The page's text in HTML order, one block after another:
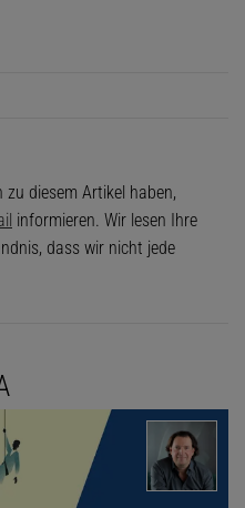
zu diesem Artikel haben,
informieren. Wir lesen Ihre
dass wir nicht jede